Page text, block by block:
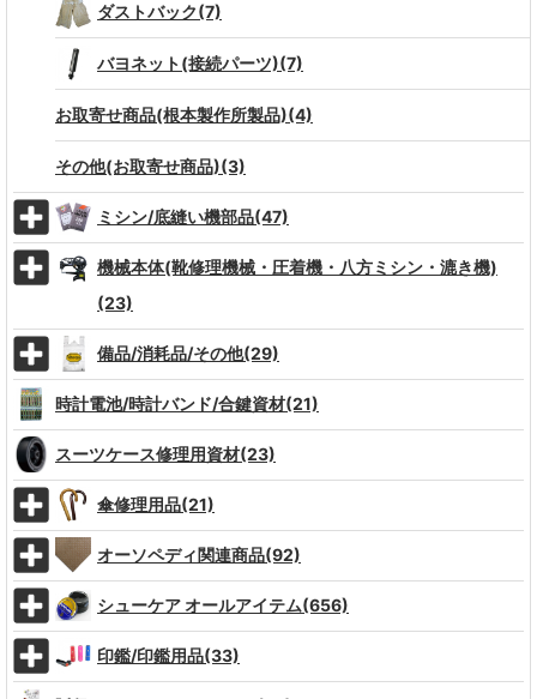
ダストバック(7)
バヨネット(接続パーツ)(7)
お取寄せ商品(根本製作所製品)(4)
その他(お取寄せ商品)(3)
ミシン/底縫い機部品(47)
機械本体(靴修理機械・圧着機・八方ミシン・漉き機)
(23)
備品/消耗品/その他(29)
時計電池/時計バンド/合鍵資材(21)
スーツケース修理用資材(23)
傘修理用品(21)
オーソペディ関連商品(92)
シューケア オールアイテム(656)
印鑑/印鑑用品(33)